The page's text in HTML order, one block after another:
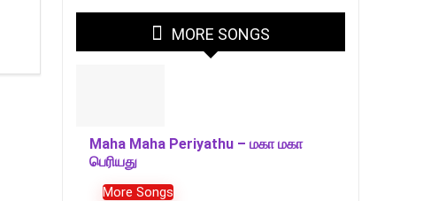
MORE SONGS
Maha Maha Periyathu – மகா மகா
பெரியது
More Songs